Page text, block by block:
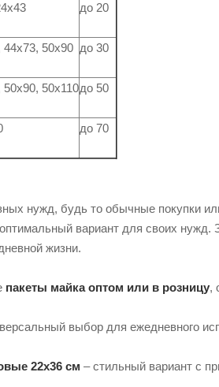
до 20
44х73, 50х90 до 30
50х110до 50
до 70
нужд, будь то обычные покупки
вариант для своих нужд.
жизни.
пакеты майка оптом или в розницу,
выбор для ежедневного
22х36 см – стильный вариант с